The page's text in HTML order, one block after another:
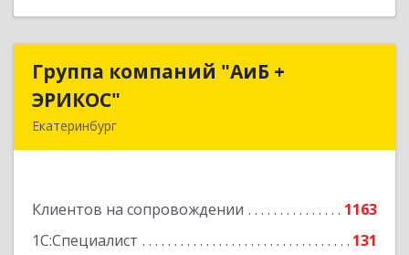
Группа компаний "АиБ +
ЭРИКОС"
Екатеринбург
Клиентов на сопровождении
1163
1С:Специалист
131
Группа компаний "АиБ +
Подробнее